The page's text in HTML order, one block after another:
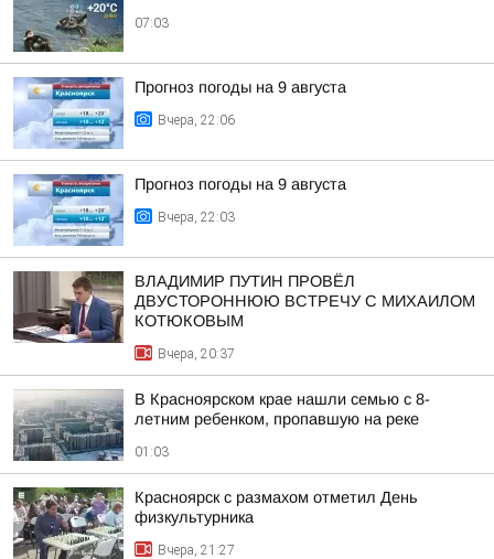
07:03
Прогноз погоды на 9 августа
Вчера, 22:06
Прогноз погоды на 9 августа
Вчера, 22:03
ВЛАДИМИР ПУТИН ПРОВЁЛ
ДВУСТОРОННЮЮ ВСТРЕЧУ С МИХАИЛОМ
КОТЮКОВЫМ
Вчера, 20:37
В Красноярском крае нашли семью с 8-
летним ребенком, пропавшую на реке
01:03
Красноярск с размахом отметил День
физкультурника
Вчера, 21:27